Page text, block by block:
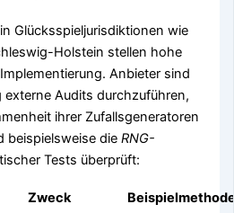
Glücksspieljurisdiktionen wie
Holstein stellen hohe
Anbieter sind
Audits durchzuführen,
ihrer Zufallsgeneratoren
beispielsweise dieRNG-
Tests überprüft:
Zweck